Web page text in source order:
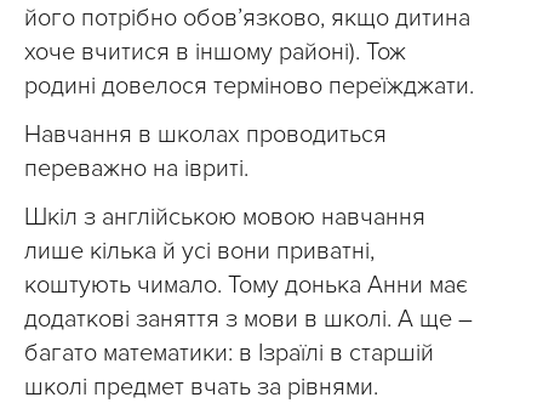
його потрібно обов’язково, якщо дитина
хоче вчитися в іншому районі). Тож
родині довелося терміново переїжджати.
Навчання в школах проводиться
переважно на івриті.
Шкіл з англійською мовою навчання
лише кілька й усі вони приватні,
коштують чимало. Тому донька Анни має
додаткові заняття з мови в школі. А ще –
багато математики: в Ізраїлі в старшій
школі предмет вчать за рівнями.